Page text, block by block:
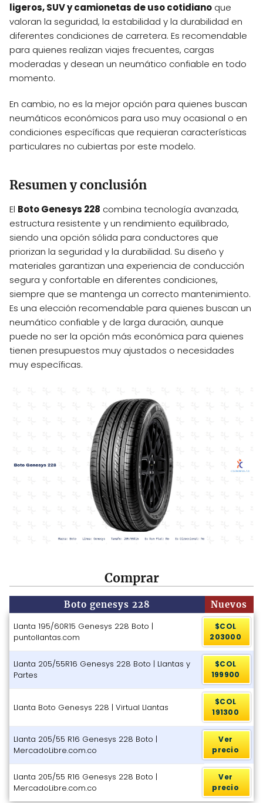
ligeros, SUV y camionetas de uso cotidiano que
valoran la seguridad, la estabilidad y la durabilidad en
diferentes condiciones de carretera. Es recomendable
para quienes realizan viajes frecuentes, cargas
moderadas y desean un neumático confiable en todo
momento.
En cambio, no es la mejor opción para quienes buscan
neumáticos económicos para uso muy ocasional o en
condiciones específicas que requieran características
particulares no cubiertas por este modelo.
Resumen y conclusión
El Boto Genesys 228 combina tecnología avanzada,
estructura resistente y un rendimiento equilibrado,
siendo una opción sólida para conductores que
priorizan la seguridad y la durabilidad. Su diseño y
materiales garantizan una experiencia de conducción
segura y confortable en diferentes condiciones,
siempre que se mantenga un correcto mantenimiento.
Es una elección recomendable para quienes buscan un
neumático confiable y de larga duración, aunque
puede no ser la opción más económica para quienes
tienen presupuestos muy ajustados o necesidades
muy específicas.
Comprar
Boto genesys 228
Nuevos
Llanta 195/60R15 Genesys 228 Boto |
puntollantas.com
$COL
203000
Llanta 205/55R16 Genesys 228 Boto | Llantas y
Partes
$COL
199900
Llanta Boto Genesys 228 | Virtual Llantas
$COL
191300
Llanta 205/55 R16 Genesys 228 Boto |
MercadoLibre.com.co
Ver
precio
Llanta 205/55 R16 Genesys 228 Boto |
MercadoLibre.com.co
Ver
precio